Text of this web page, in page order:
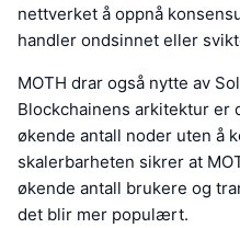
nettverket å oppnå
handler ondsinnet eller
MOTH drar også nytte av
Blockchainens arkitektur er
økende antall noder uten å
skalerbarheten sikrer at
økende antall brukere og
det blir mer populært.